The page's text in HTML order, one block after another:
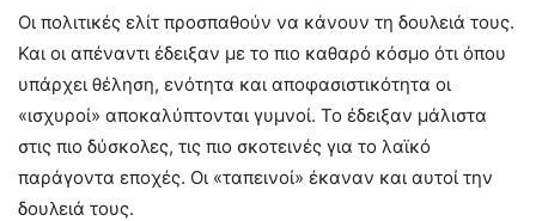
Οι πολιτικές ελίτ προσπαθούν να κάνουν τη δουλειά τους.
Και οι απέναντι έδειξαν με το πιο καθαρό κόσμο ότι όπου
υπάρχει θέληση, ενότητα και αποφασιστικότητα οι
«ισχυροί» αποκαλύπτονται γυμνοί. Το έδειξαν μάλιστα
στις πιο δύσκολες, τις πιο σκοτεινές για το λαϊκό
παράγοντα εποχές. Οι «ταπεινοί» έκαναν και αυτοί την
δουλειά τους.